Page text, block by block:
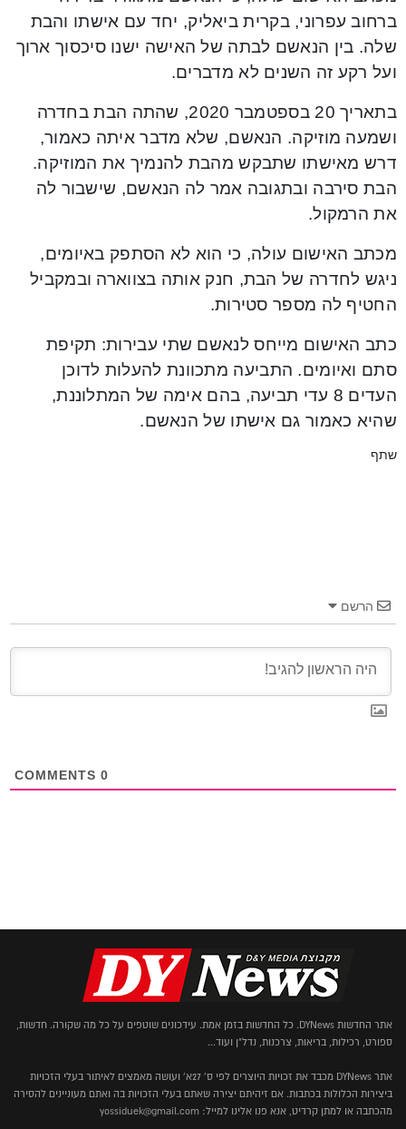
ברחוב עפרוני, בקרית ביאליק, יחד עם אישתו והבת
שלה. בין הנאשם לבתה של האישה ישנו סיכסוך ארוך
ועל רקע זה השנים לא מדברים.
בתאריך 20 בספטמבר 2020, שהתה הבת בחדרה
ושמעה מוזיקה. הנאשם, שלא מדבר איתה כאמור,
דרש מאישתו שתבקש מהבת להנמיך את המוזיקה.
הבת סירבה ובתגובה אמר לה הנאשם, שישבור לה
את הרמקול.
מכתב האישום עולה, כי הוא לא הסתפק באיומים,
ניגש לחדרה של הבת, חנק אותה בצווארה ובמקביל
החטיף לה מספר סטירות.
כתב האישום מייחס לנאשם שתי עבירות: תקיפת
סתם ואיומים. התביעה מתכוונת להעלות לדוכן
העדים 8 עדי תביעה, בהם אימה של המתלוננת,
שהיא כאמור גם אישתו של הנאשם.
שתף
הרשם
0
אתר החדשות DYNews. כל החדשות בזמן אמת. עידכונים שוטפים על כל מה שקורה. חדשות,
ספורט, רכילות, בריאות, צרכנות, נדל"ן ועוד...
אתר DYNews מכבד את זכויות היוצרים לפי ס' 27א' ועושה מאמצים לאיתור בעלי הזכויות
ביצירות הכלולות בכתבות. אם זיהיתם יצירה שאתם בעלי הזכויות בה ואתם מעוניינים להסירה
מהכתבה או למתן קרדיט, אנא פנו אלינו למייל: yossiduek@gmail.com